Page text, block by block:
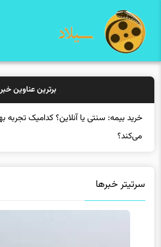
برترین عناوین
خرید بیمه: سنتی یا آنلاین؟ کدامیک تجربه
می‌کند؟
سرتیتر خبرها